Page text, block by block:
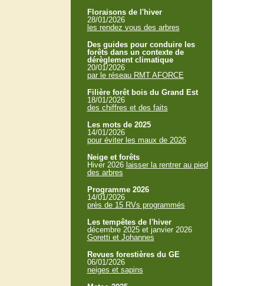
Floraisons de l'hiver
28/01/2026
les rendez vous des arbres
Des guides pour conduire les
forêts dans un contexte de
dérèglement climatique
20/01/2026
par le réseau RMT AFORCE
Filière forêt bois du Grand Est
18/01/2026
des chiffres et des faits
Les mots de 2025
14/01/2026
pour éviter les maux de 2026
Neige et forêts
Hiver 2026 laisser la rentrer au pied
des arbres
Programme 2026
14/01/2026
près de 15 RVs programmés
Les tempêtes de l'hiver
décembre 2025 et janvier 2026
Goretti et Johannes
Revues forestières du GE
06/01/2026
neiges et sapins